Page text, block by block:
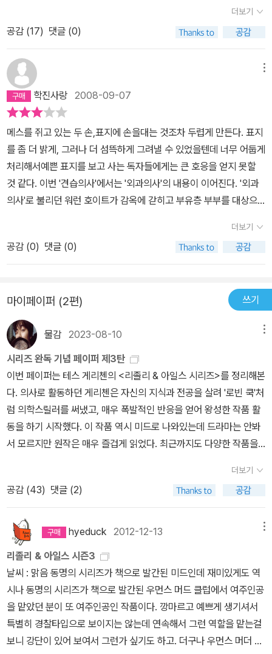
자후기처럼 시리즈를 위해 이것저것 정리하는 징검다리 역할 작품같
다.그래서 1편에 비하면 좀 약했다.알맹이보다 분위기로 먹어주시는
듯 했거든.어째 진도가 나가는 것 같으면서도계속 판만 벌려놓는 듯
한 건 나만 그런가.여튼 남자라서 알 수 없는 여성의 감각이라던지 통
찰력을 볼 수 있음에 나름 만족.
더보기
공감 (17) 댓글 (0)
학진사랑 2008-09-07
메스를 쥐고 있는 두 손,표지에 손을대는 것조차 두렵게 만든다. 표지
를 좀 더 밝게, 그러나 더 섬뜩하게 그려낼 수 있었을텐데 너무 어둡게
처리해서예쁜 표지를 보고 사는 독자들에게는 큰 호응을 얻지 못할
것 같다. 이번 '견습의사'에서는 '외과의사'의 내용이 이어진다. '외과
의사'로 불리던 워런 호이트가 감옥에 갇히고 부유층 부부를 대상으
기까지 '외과의사'의 힘이 미치고 있음을 알게 되어 두려움을 느낀다.
역시 무더운 여름,연쇄살인 사건의 서막이 오른다. '견습의사'의 뒷표
지에 보면 이 책을 설명하고 있는 내용중에 '외과의사'에서 범인으로
다가 잠시 '견습의사'는 무슨 내용을 담고 있는가 호기심에 봤다가 이
미 범인이 누구인지 알아버리고 말았다. 왜 범인의 이름을 적어놓았
는지 알 수가 없다. 미리 본 독자들에게 문제가 있다고 말하진 못할테
지. 갑자기 억울한 생각이 든다.'견습의사'는 '외과의사'의 구성을 그대
로 따라간다. '외과의사'에서는 살인자의 손아귀에서 겨우 벗어난 생
존자 캐서린 코델을 노리는 '외과의사'를 다루고 있다면 '견습의사'에
서는 캐서린을 구하려다 워런 호이트에게 죽임을 당할뻔한 리졸리를
노리는워런 호이트를다루고 있다.그리고 이 사건을 수사하며 캐서린
가까이 다가간 리졸리의 동료 경찰 토머스 무어가 캐서린을 사랑하게
사'에서는? 물론 여기에서도 FBI요원 딘과리졸리가 사랑에 빠지는
내용이 담겨있다. 이렇게 똑같은 전개로인해 조금 지루하게 느껴지지
만 워런 호이트가 어떻게 될지, 또 다른 살인자인 '지배로'로 칭하는
'그'는 누구인지 그 결말이 어떻게 될지 궁금해져서 긴장감을 높인다.
누가 이 살인사건의 스승이고'견습의사'인지 알 수 없지만 워런 호이
트와 짝을 이루어 살인을 하는 '그'로 인해 워런 호이트는 완전한 살인
자로 다시 태어난다. 자신을 봐 주는 워런 호이트가 있어 부부만을 노
리는 살인만이 아닌 이제는 홀로 있는 여자들을 노릴 수도 있게 되었
다. 워런 호이트와 함께 살인을 저지르는 '그'는 누구인가. 감옥에 있
는 호이트와 편지를 주고 받았다는 추측이 가능하지만 FBI가 쫓는
'그'의 정체에 대해서는 그 누구도 알 수가 없다. 군에 관련된 사람이
더보기
공감 (0) 댓글 (0)
마이페이퍼 (2편) 쓰기
물감2023-08-10
시리즈 완독 기념 페이퍼 제3탄
이번 페이퍼는 테스 게리첸의 <리졸리 & 아일스 시리즈>를 정리해본
다. 의사로 활동하던 게리첸은 자신의 지식과 전공을 살려 '로빈 쿡'처
럼 의학스릴러를 써냈고, 매우 폭발적인 반응을 얻어 왕성한 작품 활
동을 하기 시작했다. 이 작품 역시 미드로 나와있는데 드라마는 안봐
서 모르지만 원작은 매우 즐겁게 읽었다. 최근까지도 다양한 작품을
고 있다. 역시 한국에서는 인기가 없었나보다. 너무 오래 전에 읽어서
기억이 가물가물하지만 일단 정리해보자. 1. 외과의사 (2002) ★★
★★★https://blog.aladin.co.kr/loveoctave/9282829보통
시리즈물의 주인공 직업은 저자의 본업을 따라가곤 한다. 그런데 게
리첸은 경찰을 주인공으로, 빌런을 의사로 만들었다. 그래서 빌런의
활약이 어나더 레벨을 자랑하는 작품이 돼버렸다. 의학 스릴러인데
전혀 어렵지도 딱딱하지도 않고 술술 읽혀져서 놀랬던 기억이 난다.
2. 견습의사 (2002) ★★★https://blog.aladin.co.kr/loveocta
ve/9069281전편에 비해 여러가지로 아쉽긴 해도 볼 만하다. 1편의
빌런을 따라 하는 모방범이 나타나자 극 야마도는 리졸리. 동맹을 맺
은 두 빌런은 이제 리졸리를 죽이기로 작정한다. 빌런이 둘이나 되니
더보기
공감 (43) 댓글 (2)
hyeduck 2012-12-13
리졸리 & 아일스 시즌3
날씨 : 맑음 동명의 시리즈가 책으로 발간된 미드인데 재미있게도 역
시나 동명의 시리즈가 책으로 발간된 우먼스 머드 클럽에서 여주인공
을 맡았던 분이 또 여주인공인 작품이다. 깡마르고 예쁘게 생기셔서
특별히 경찰타입으로 보이지는 않는데 연속해서 그런 역할을 맡는걸
보니 강단이 있어 보여서 그런가 싶기도 하고. 더구나 우먼스 머더 클